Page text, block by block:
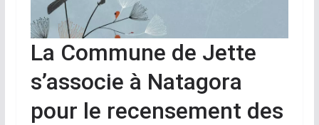
La Commune de Jette
s’associe à Natagora
pour le recensement des